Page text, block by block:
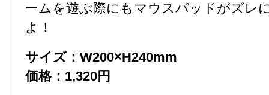
ームを遊ぶ際にもマウスパッドがズレ
よ！
サイズ：W200×H240mm
価格：1,320円